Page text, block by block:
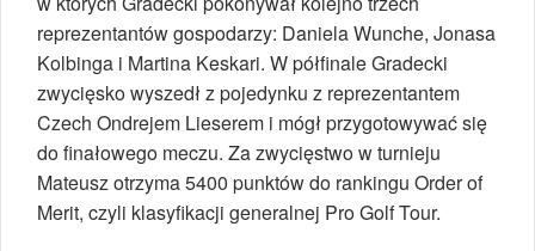
reprezentantów gospodarzy: Daniela Wunche, Jonasa
Kolbinga i Martina Keskari. W półfinale Gradecki
zwycięsko wyszedł z pojedynku z reprezentantem
Czech Ondrejem Lieserem i mógł przygotowywać się
do finałowego meczu. Za zwycięstwo w turnieju
Mateusz otrzyma 5400 punktów do rankingu Order of
Merit, czyli klasyfikacji generalnej Pro Golf Tour.